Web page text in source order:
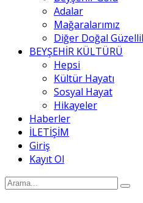
Adalar
Mağaralarımız
Diğer Doğal
BEYŞEHİR KÜLTÜRÜ
Hepsi
Kültür Hayatı
Sosyal Hayat
Hikayeler
Haberler
İLETİŞİM
Giriş
Kayıt Ol